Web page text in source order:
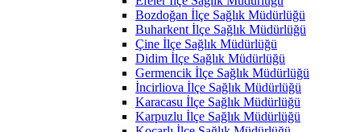
Bozdoğan İlçe Sağlık Müdürlüğü
Buharkent İlçe Sağlık Müdürlüğü
Çine İlçe Sağlık Müdürlüğü
Didim İlçe Sağlık Müdürlüğü
Germencik İlçe Sağlık Müdürlüğü
İncirliova İlçe Sağlık Müdürlüğü
Karacasu İlçe Sağlık Müdürlüğü
Karpuzlu İlçe Sağlık Müdürlüğü